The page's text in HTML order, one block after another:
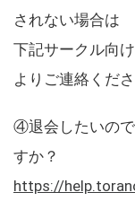
されない場合は
下記サークル向
よりご連絡くださ
④退会したいの
すか？
https://